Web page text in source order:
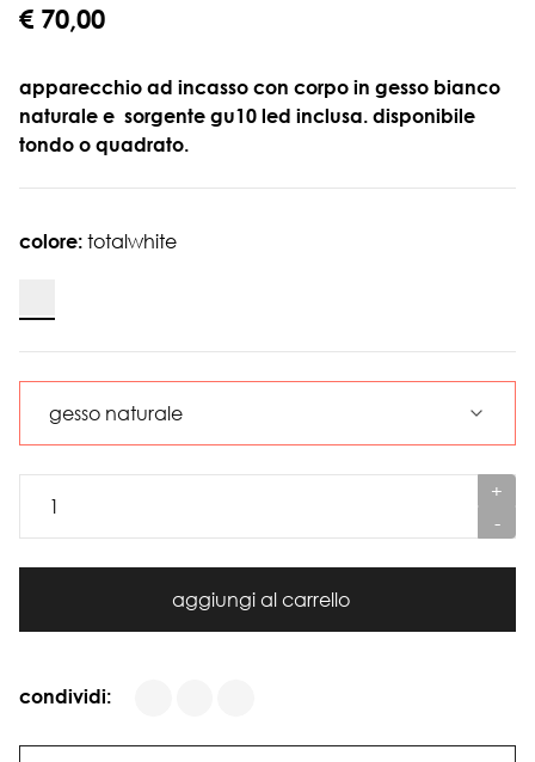
€ 70,00
apparecchio ad incasso con corpo in gesso bianco
naturale e sorgente gu10 led inclusa. disponibile
tondo o quadrato.
colore: totalwhite
+
-
aggiungi al carrello
condividi: